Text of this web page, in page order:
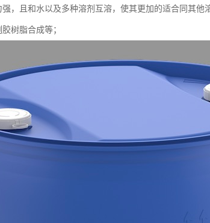
，且和水以及多种溶剂互溶，使其更加的适合同其他
树脂合成等；